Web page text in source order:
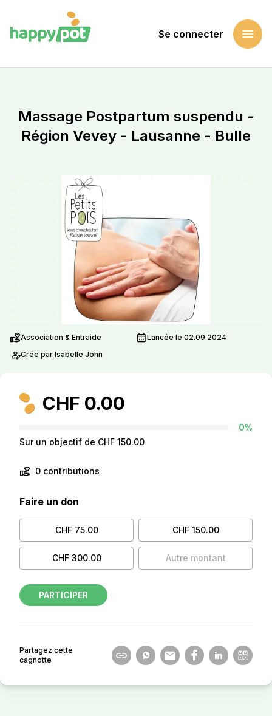
Se connecter menu
Massage Postpartum suspendu -
Région Vevey - Lausanne - Bulle
volunteer_activismAssociation & Entraide calendar_monthLancée le 02.09.2024
person_editCrée par Isabelle John
CHF 0.00
0%
Sur un objectif de CHF 150.00
volunteer_activism 0 contributions
Faire un don
CHF 75.00 CHF 150.00
CHF 300.00 Autre montant
PARTICIPER
Partagez cette
cagnotte